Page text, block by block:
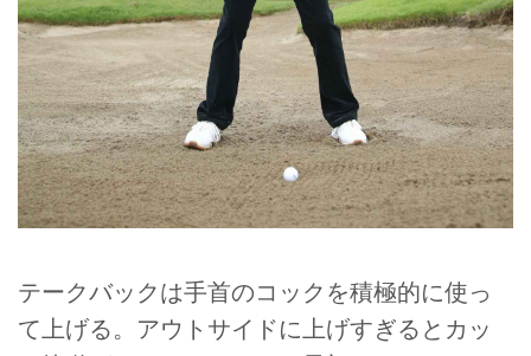
テークバックは手首のコックを積極的に使っ
て上げる。アウトサイドに上げすぎるとカッ